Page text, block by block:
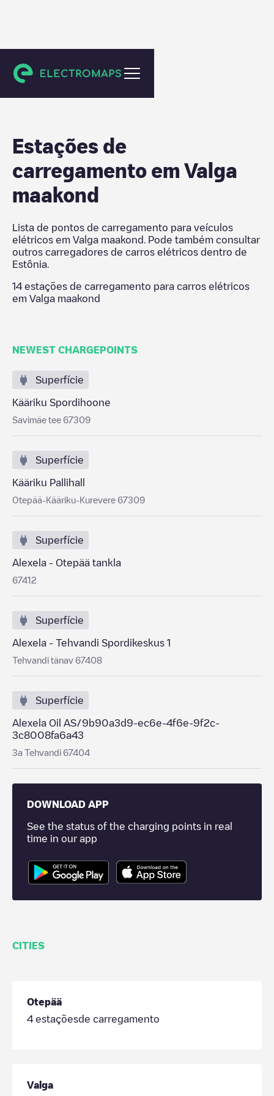
Estônia
Estações de
carregamento em Valga
maakond
Lista de pontos de carregamento para veículos
elétricos em Valga maakond
. Pode também consultar
outros carregadores de carros elétricos dentro de
Estônia
14 estações de carregamento para carros elétricos
em Valga maakond
NEWEST CHARGEPOINTS
Superfície
Kääriku Spordihoone
Savimäe tee 67309
Superfície
Kääriku Pallihall
Otepää-Kääriku-Kurevere 67309
Superfície
Alexela - Otepää tankla
67412
Superfície
Alexela - Tehvandi Spordikeskus 1
Tehvandi tänav 67408
Superfície
Alexela Oil AS/9b90a3d9-ec6e-4f6e-9f2c-
3c8008fa6a43
3a Tehvandi 67404
DOWNLOAD APP
See the status of the charging points in real
time in our app
CITIES
Otepää
4 estaçõesde carregamento
Valga